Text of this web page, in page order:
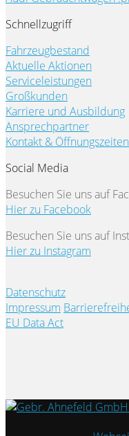
Schnellzugriff
Fahrzeugbestand
Aktuelle Aktionen
Serviceleistungen
Großkunden
Karriere und Ausbildung
Ansprechpartner
Kontakt & Öffnungszeiten
Social Media
Besuchen Sie uns auf
Hier zu Facebook
Besuchen Sie uns auf
Hier zu Instagram
Datenschutz
Impressum
EU Data Act